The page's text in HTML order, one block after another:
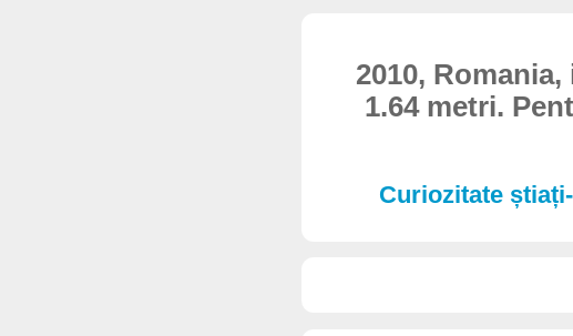
2010,
1.64 metri.
Curiozitate